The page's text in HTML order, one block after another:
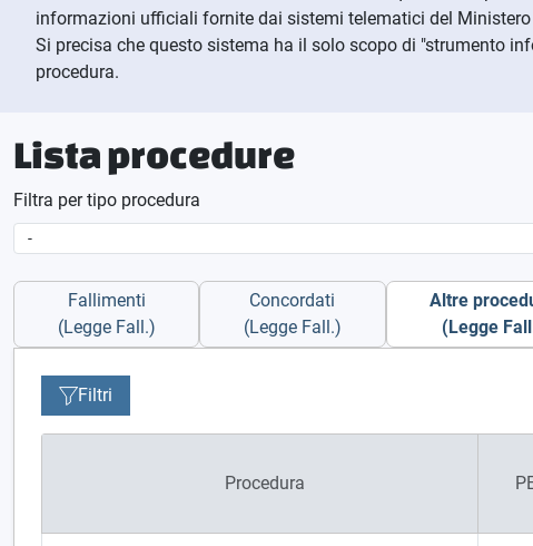
informazioni ufficiali fornite dai sistemi telematici del
Si precisa che questo sistema ha il solo scopo di "strumento
procedura.
Lista procedure
Filtra per tipo procedura
Fallimenti
(Legge Fall.)
Concordati
(Legge Fall.)
Altre
(Legge
Filtri
Procedura